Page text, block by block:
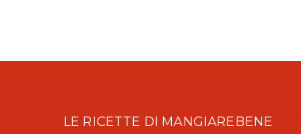
LE RICETTE DI MANGIAREBENE